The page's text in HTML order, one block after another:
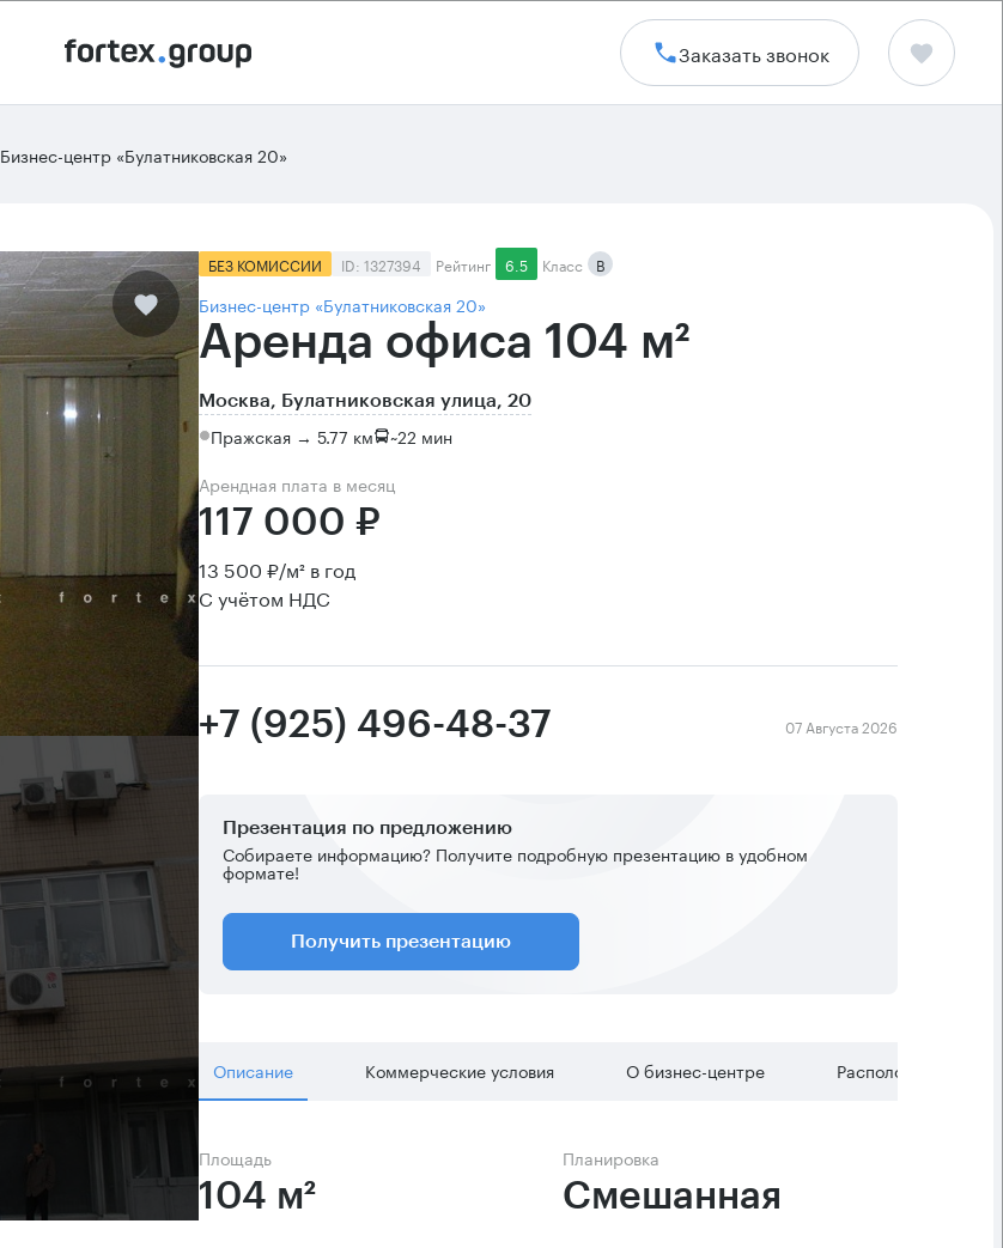
Заказать звонок
Бизнес-центр «Булатниковская 20»
БЕЗ КОМИССИИ ID: 1327394 Рейтинг 6.5 Класс B
Бизнес-центр «Булатниковская 20»
Аренда офиса 104 м²
Москва, Булатниковская улица, 20
Пражская → 5.77 км ~22 мин
Арендная плата в месяц
117 000 ₽
13 500 ₽/м² в год
С учётом НДС
+7 (925) 496-48-37 07 Августа 2026
Презентация по предложению
Собираете информацию? Получите подробную презентацию в удобном
формате!
Получить презентацию
Описание Коммерческие условия О бизнес-центре Расположение
Площадь
104 м²
Планировка
Смешанная